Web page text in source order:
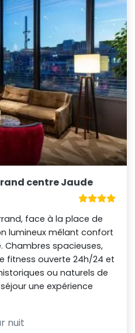
centre Jaude
face à la place de
lumineux mêlant confort
Chambres spacieuses,
fitness ouverte 24h/24 et
ou naturels de
une expérience
nuit